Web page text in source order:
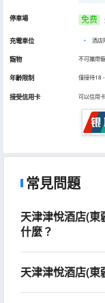
停車場 免费
充電車位 • 酒店
寵物 不可攜帶
年齡限制 僅接待18
接受信用卡 可以信用
常見問題
天津津悅酒店(
什麼？
天津津悅酒店(東